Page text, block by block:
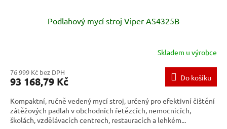
Podlahový mycí stroj Viper AS4325B
Skladem u výrobce
76 999 Kč bez DPH
93 168,79 Kč Do košíku
Kompaktní, ručně vedený mycí stroj, určený pro efektivní čištění
zátěžových padlah v obchodních řetězcích, nemocnicích,
školách, vzdělávacích centrech, restauracích a lehkém...